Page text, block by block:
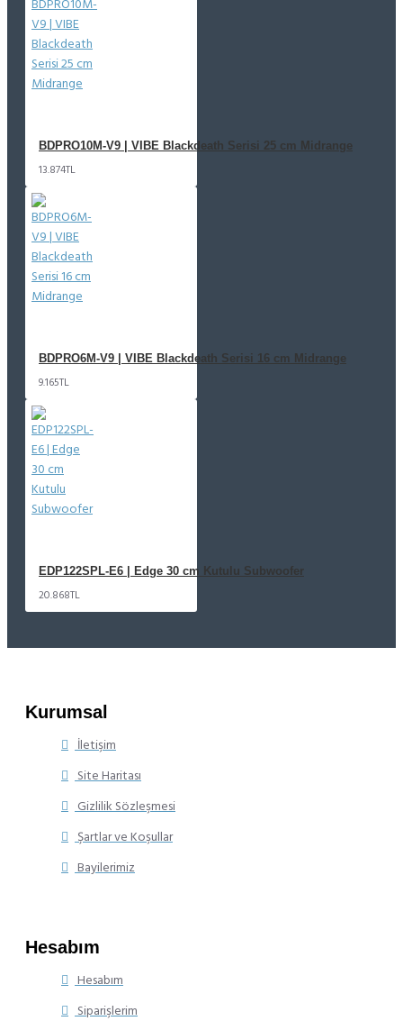
BDPRO10M-V9 | VIBE Blackdeath Serisi 25 cm Midrange
13.874TL
BDPRO6M-V9 | VIBE Blackdeath Serisi 16 cm Midrange
9.165TL
EDP122SPL-E6 | Edge 30 cm Kutulu Subwoofer
20.868TL
Kurumsal
İletişim
Site Haritası
Gizlilik Sözleşmesi
Şartlar ve Koşullar
Bayilerimiz
Hesabım
Hesabım
Siparişlerim